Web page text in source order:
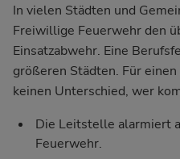
In vielen Städten und
Freiwillige Feuerwehr den
Einsatzabwehr. Eine
größeren Städten. Für
keinen Unterschied, wer
Die Leitstelle alarmiert
Feuerwehr.